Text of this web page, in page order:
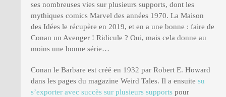
ses nombreuses vies sur plusieurs supports, dont les
mythiques comics Marvel des années 1970. La Maison
des Idées le récupère en 2019, et en a une bonne : faire de
Conan un Avenger ! Ridicule ? Oui, mais cela donne au
moins une bonne série…
Conan le Barbare est créé en 1932 par Robert E. Howard
dans les pages du magazine Weird Tales. Il a ensuite su
s’exporter avec succès sur plusieurs supports pour